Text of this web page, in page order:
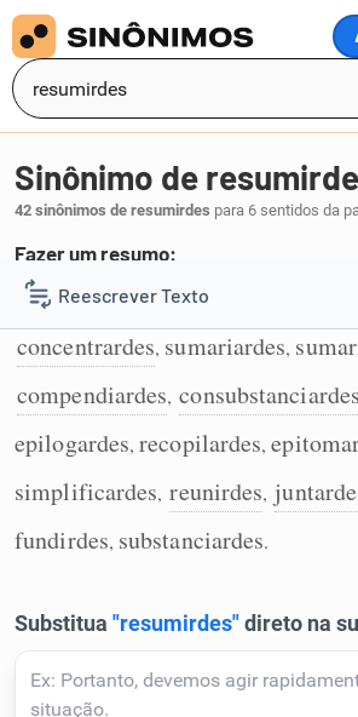
Reescrever Texto
Resumir Texto
Corrigir Texto
Detector de IA
Cata-letras
Sinônimo de
42 sinônimos de resumirdes para 6 sentidos da
Fazer um resumo:
1 abreviardes,sintetizardes
concentrardes, sumariardes,
compendiardes, consubstanciardes
epilogardes,recopilardes,
simplificardes, reunirdes,
fundirdes, substanciardes.